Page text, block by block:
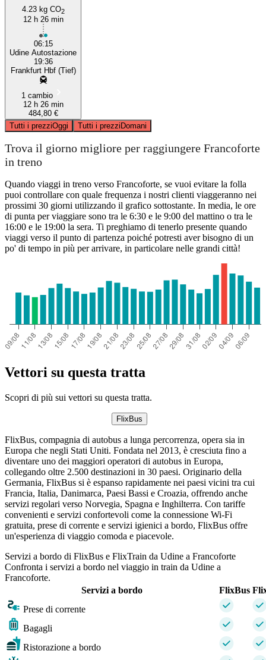
4.23 kg CO2
12 h 26 min
06:15
Udine Autostazione
19:36
Frankfurt Hbf (Tief)
1 cambio
12 h 26 min
484,80 €
Tutti i prezziOggi Tutti i prezziDomani
Trova il giorno migliore per raggiungere Francoforte
in treno
Quando viaggi in treno verso Francoforte, se vuoi evitare la folla
puoi controllare con quale frequenza i nostri clienti viaggeranno nei
prossimi 30 giorni utilizzando il grafico sottostante. In media, le ore
di punta per viaggiare sono tra le 6:30 e le 9:00 del mattino o tra le
16:00 e le 19:00 la sera. Ti preghiamo di tenerlo presente quando
viaggi verso il punto di partenza poiché potresti aver bisogno di un
po' di tempo in più per arrivare, in particolare nelle grandi città!
Vettori su questa tratta
Scopri di più sui vettori su questa tratta.
FlixBus
FlixBus, compagnia di autobus a lunga percorrenza, opera sia in
Europa che negli Stati Uniti. Fondata nel 2013, è cresciuta fino a
diventare uno dei maggiori operatori di autobus in Europa,
collegando oltre 2.500 destinazioni in 30 paesi. Originario della
Germania, FlixBus si è espanso rapidamente nei paesi vicini tra cui
Francia, Italia, Danimarca, Paesi Bassi e Croazia, offrendo anche
servizi regolari verso Norvegia, Spagna e Inghilterra. Con tariffe
convenienti e servizi confortevoli come la connessione Wi-Fi
gratuita, prese di corrente e servizi igienici a bordo, FlixBus offre
un'esperienza di viaggio comoda e piacevole.
Servizi a bordo di FlixBus e FlixTrain da Udine a Francoforte
Confronta i servizi a bordo nel viaggio in train da Udine a
Francoforte.
Servizi a bordo
FlixBus
Prese di corrente
Bagagli
Ristorazione a bordo